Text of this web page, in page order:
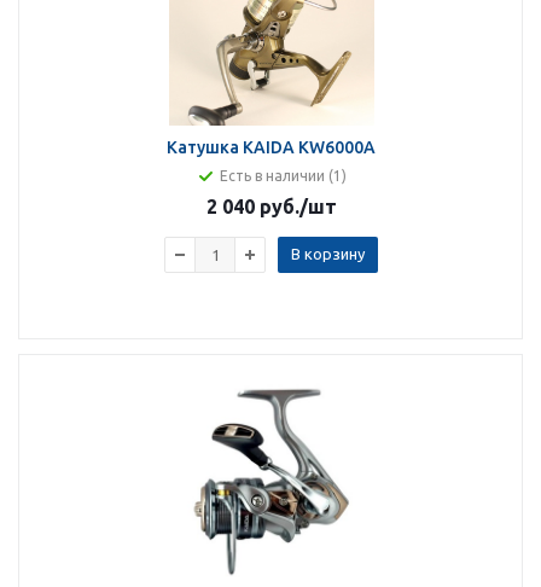
Катушка KAIDA KW6000A
Есть в наличии (1)
2 040 руб./шт
В корзину